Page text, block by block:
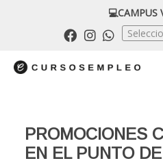
💻CAMPUS
PROMOCIONES
EN EL PUNTO